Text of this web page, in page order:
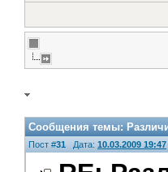
Сообщения темы:
Пост #31 Дата: 10.03.2009 19:47